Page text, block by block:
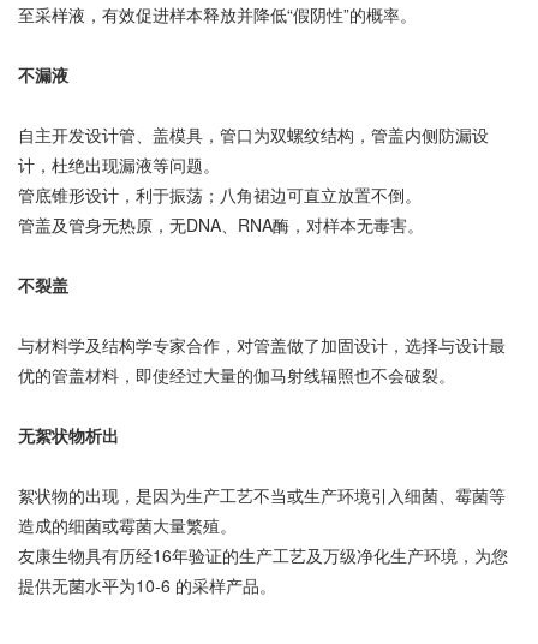
至采样液，有效促进样本释放并降低“假阴性”的概率。
不漏液
自主开发设计管、盖模具，管口为双螺纹结构，管盖内侧防漏设
计，杜绝出现漏液等问题。
管底锥形设计，利于振荡；八角裙边可直立放置不倒。
管盖及管身无热原，无DNA、RNA酶，对样本无毒害。
不裂盖
与材料学及结构学专家合作，对管盖做了加固设计，选择与设计最
优的管盖材料，即使经过大量的伽马射线辐照也不会破裂。
无絮状物析出
絮状物的出现，是因为生产工艺不当或生产环境引入细菌、霉菌等
造成的细菌或霉菌大量繁殖。
友康生物具有历经16年验证的生产工艺及万级净化生产环境，为您
提供无菌水平为10-6 的采样产品。